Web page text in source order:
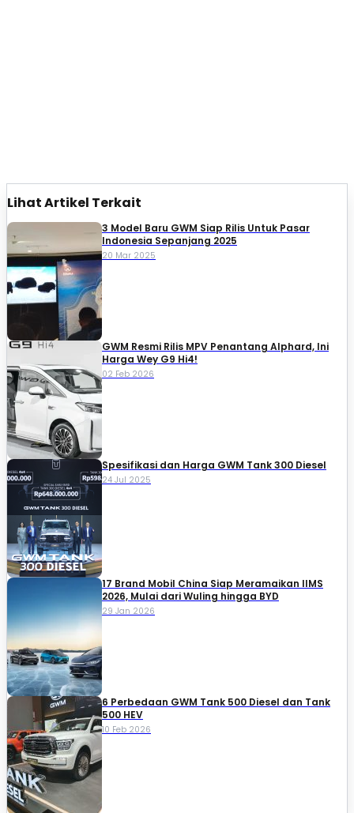
Lihat Artikel Terkait
3 Model Baru GWM Siap Rilis Untuk Pasar
Indonesia Sepanjang 2025
20 Mar 2025
GWM Resmi Rilis MPV Penantang Alphard, Ini
Harga Wey G9 Hi4!
02 Feb 2026
Spesifikasi dan Harga GWM Tank 300 Diesel
24 Jul 2025
17 Brand Mobil China Siap Meramaikan IIMS
2026, Mulai dari Wuling hingga BYD
29 Jan 2026
6 Perbedaan GWM Tank 500 Diesel dan Tank
500 HEV
10 Feb 2026